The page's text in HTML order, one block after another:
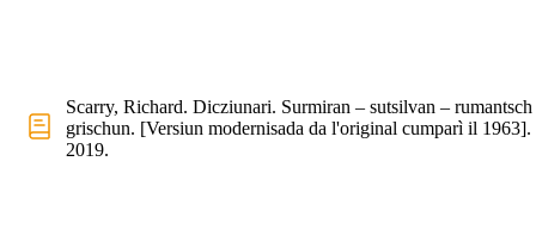
Scarry, Richard. Dicziunari. Surmiran – sutsilvan – rumantsch
grischun. [Versiun modernisada da l'original cumparì il 1963].
2019.